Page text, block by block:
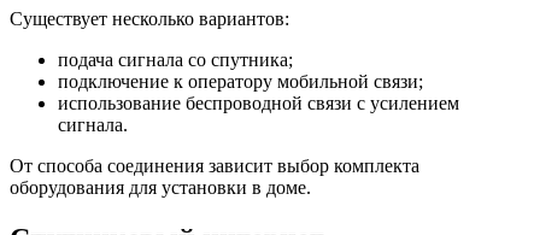
Существует несколько вариантов:
подача сигнала со спутника;
подключение к оператору мобильной связи;
использование беспроводной связи с усилением
сигнала.
От способа соединения зависит выбор комплекта
оборудования для установки в доме.